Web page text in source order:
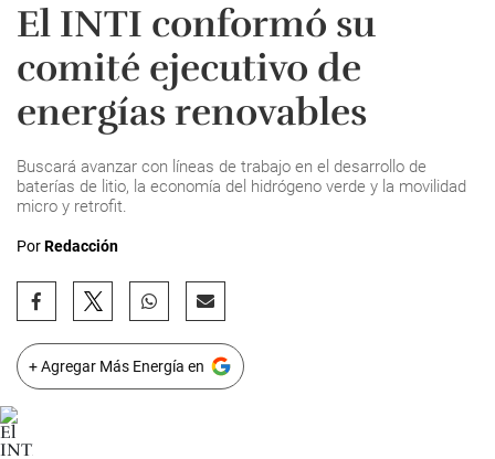
El INTI conformó su
comité ejecutivo de
energías renovables
Buscará avanzar con líneas de trabajo en el desarrollo de
baterías de litio, la economía del hidrógeno verde y la movilidad
micro y retrofit.
PorRedacción
+ Agregar Más Energía en